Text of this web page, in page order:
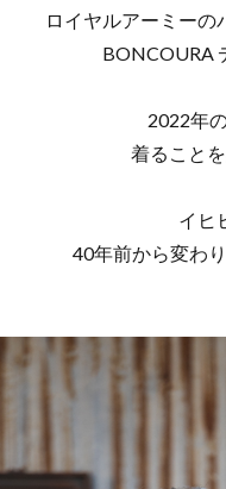
ロイヤルアーミーの
BONCOURA
2022年
着ること
イヒ
40年前から変わ